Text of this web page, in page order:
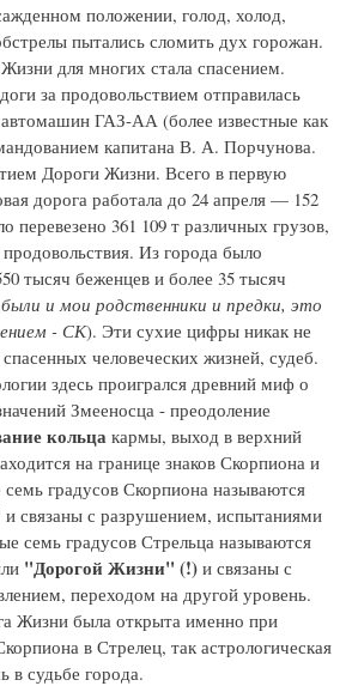
положении, голод, холод,
пытались сломить дух горожан.
для многих стала спасением.
за продовольствием отправилась
автомашин ГАЗ-АА (более известные как
капитана В. А. Порчунова.
Дороги Жизни. Всего в первую
дорога работала до 24 апреля — 152
перевезено 361 109 т различных грузов,
Из города было
тысяч беженцев и более 35 тысяч
и мои родственники и предки, это
- СК). Эти сухие цифры никак не
человеческих жизней, судеб.
здесь проигрался древний миф о
Змееносца - преодоление
кольца кармы, выход в верхний
на границе знаков Скорпиона и
градусов Скорпиона называются
связаны с разрушением, испытаниями
семь градусов Стрельца называются
"Дорогой Жизни" (!) и связаны с
переходом на другой уровень.
Жизни была открыта именно при
в Стрелец, так астрологическая
в судьбе города.